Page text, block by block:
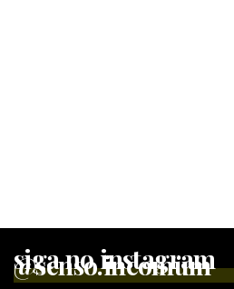
siga no instagram
@senso.incomum